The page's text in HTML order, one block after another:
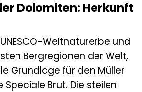
Dolomiten: Herkunft
Weltnaturerbe und
Bergregionen der Welt,
Grundlage für den Müller
Speciale Brut. Die steilen